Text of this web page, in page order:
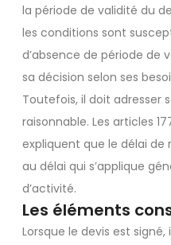
la période de validité du
les conditions sont
d’absence de période de
sa décision selon ses
Toutefois, il doit adresser
raisonnable. Les articles
expliquent que le délai
au délai qui s’applique
d’activité.
Les éléments
Lorsque le devis est signé,